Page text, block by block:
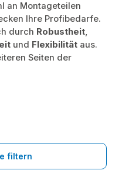
an Montageteilen
Ihre Profibedarfe.
durch Robustheit,
und Flexibilität aus.
Seiten der
filtern